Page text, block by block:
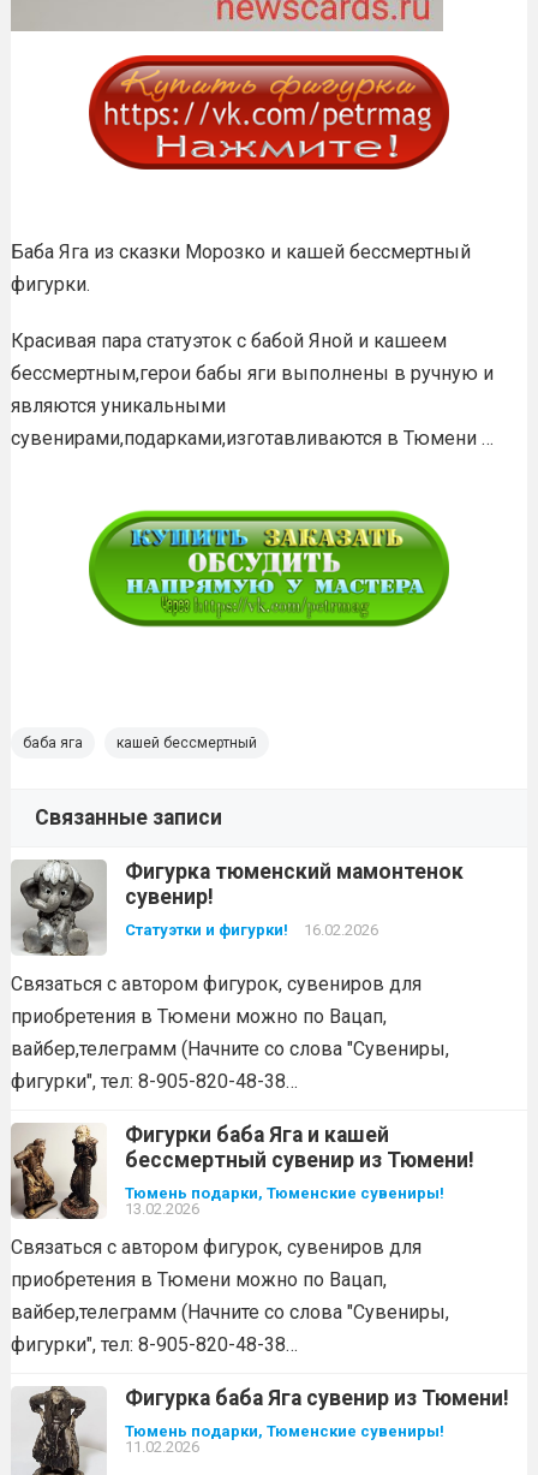
Баба Яга из сказки Морозко и кашей бессмертный
фигурки.
Красивая пара статуэток с бабой Яной и кашеем
бессмертным,герои бабы яги выполнены в ручную и
являются уникальными
сувенирами,подарками,изготавливаются в Тюмени …
баба яга кашей бессмертный
Связанные записи
Фигурка тюменский мамонтенок
сувенир!
Статуэтки и фигурки! 16.02.2026
Связаться с автором фигурок, сувениров для
приобретения в Тюмени можно по Вацап,
вайбер,телеграмм (Начните со слова "Сувениры,
фигурки", тел: 8-905-820-48-38…
Фигурки баба Яга и кашей
бессмертный сувенир из Тюмени!
Тюмень подарки, Тюменские сувениры!
13.02.2026
Связаться с автором фигурок, сувениров для
приобретения в Тюмени можно по Вацап,
вайбер,телеграмм (Начните со слова "Сувениры,
фигурки", тел: 8-905-820-48-38…
Фигурка баба Яга сувенир из Тюмени!
Тюмень подарки, Тюменские сувениры!
11.02.2026